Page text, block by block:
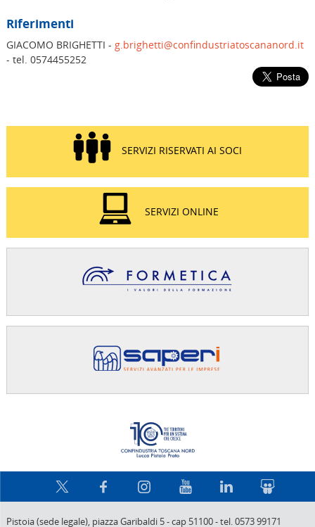
Riferimenti
GIACOMO BRIGHETTI - g.brighetti@confindustriatoscananord.it
- tel. 0574455252
SERVIZI RISERVATI AI SOCI
SERVIZI ONLINE
Pistoia (sede legale), piazza Garibaldi 5-cap 51100-tel. 0573 99171